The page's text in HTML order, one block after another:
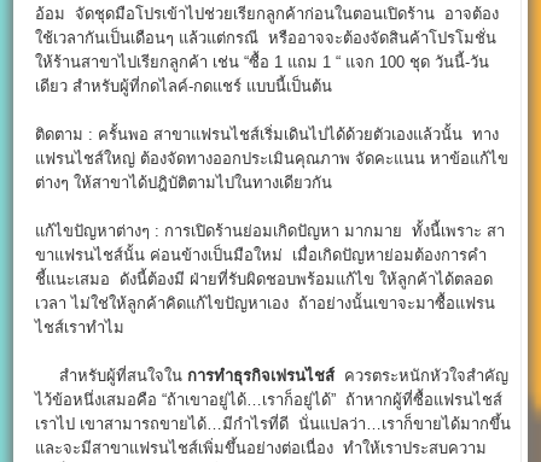
อ้อม จัดชุดมือโปรเข้าไปช่วยเรียกลูกค้าก่อนในตอนเปิดร้าน อาจต้อง
ใช้เวลากันเป็นเดือนๆ แล้วแต่กรณี หรืออาจจะต้องจัดสินค้าโปรโมชั่น
ให้ร้านสาขาไปเรียกลูกค้า เช่น “ซื้อ 1 แถม 1 “ แจก 100 ชุด วันนี้-วัน
เดียว สำหรับผู้ที่กดไลค์-กดแชร์ แบบนี้เป็นต้น
ติดตาม : ครั้นพอ สาขาแฟรนไชส์เริ่มเดินไปได้ด้วยตัวเองแล้วนั้น ทาง
แฟรนไชส์ใหญ่ ต้องจัดทางออกประเมินคุณภาพ จัดคะแนน หาข้อแก้ไข
ต่างๆ ให้สาขาได้ปฎิบัติตามไปในทางเดียวกัน
แก้ไขปัญหาต่างๆ : การเปิดร้านย่อมเกิดปัญหา มากมาย ทั้งนี้เพราะ สา
ขาแฟรนไชส์นั้น ค่อนข้างเป็นมือใหม่ เมื่อเกิดปัญหาย่อมต้องการคำ
ชี้แนะเสมอ ดังนี้ต้องมี ฝ่ายที่รับผิดชอบพร้อมแก้ไข ให้ลูกค้าได้ตลอด
เวลา ไม่ใช่ให้ลูกค้าคิดแก้ไขปัญหาเอง ถ้าอย่างนั้นเขาจะมาซื้อแฟรน
ไชส์เราทำไม
สำหรับผู้ที่สนใจในการทําธุรกิจเฟรนไชส์ควรตระหนักหัวใจสำคัญ
ไว้ข้อหนึ่งเสมอคือ “ถ้าเขาอยู่ได้…เราก็อยู่ได้” ถ้าหากผู้ที่ซื้อแฟรนไชส์
เราไป เขาสามารถขายได้…มีกำไรที่ดี นั่นแปลว่า…เราก็ขายได้มากขึ้น
และจะมีสาขาแฟรนไชส์เพิ่มขึ้นอย่างต่อเนื่อง ทำให้เราประสบความ